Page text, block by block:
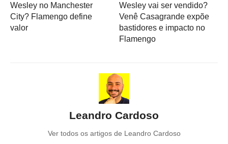
Wesley no Manchester
City? Flamengo define
valor
Wesley vai ser vendido?
Venê Casagrande expõe
bastidores e impacto no
Flamengo
Leandro Cardoso
Ver todos os artigos de Leandro Cardoso